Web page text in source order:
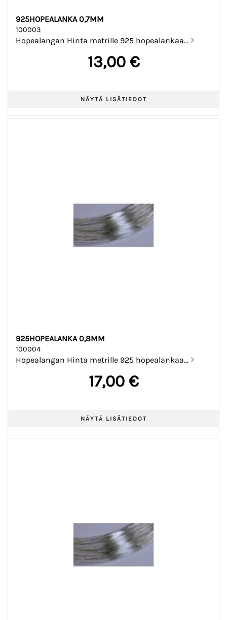
925HOPEALANKA 0,7MM
100003
Hopealangan Hinta metrille 925 hopealankaa...
13,00 €
925HOPEALANKA 0,8MM
100004
Hopealangan Hinta metrille 925 hopealankaa...
17,00 €